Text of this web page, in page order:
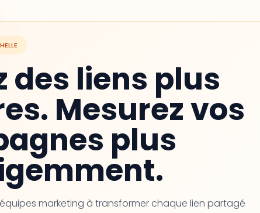
des liens plus
Mesurez vos
plus
équipes marketing à transformer chaque lien partagé